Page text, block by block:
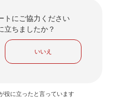
トにご協力ください
立ちましたか？
いいえ
役に立ったと言っています